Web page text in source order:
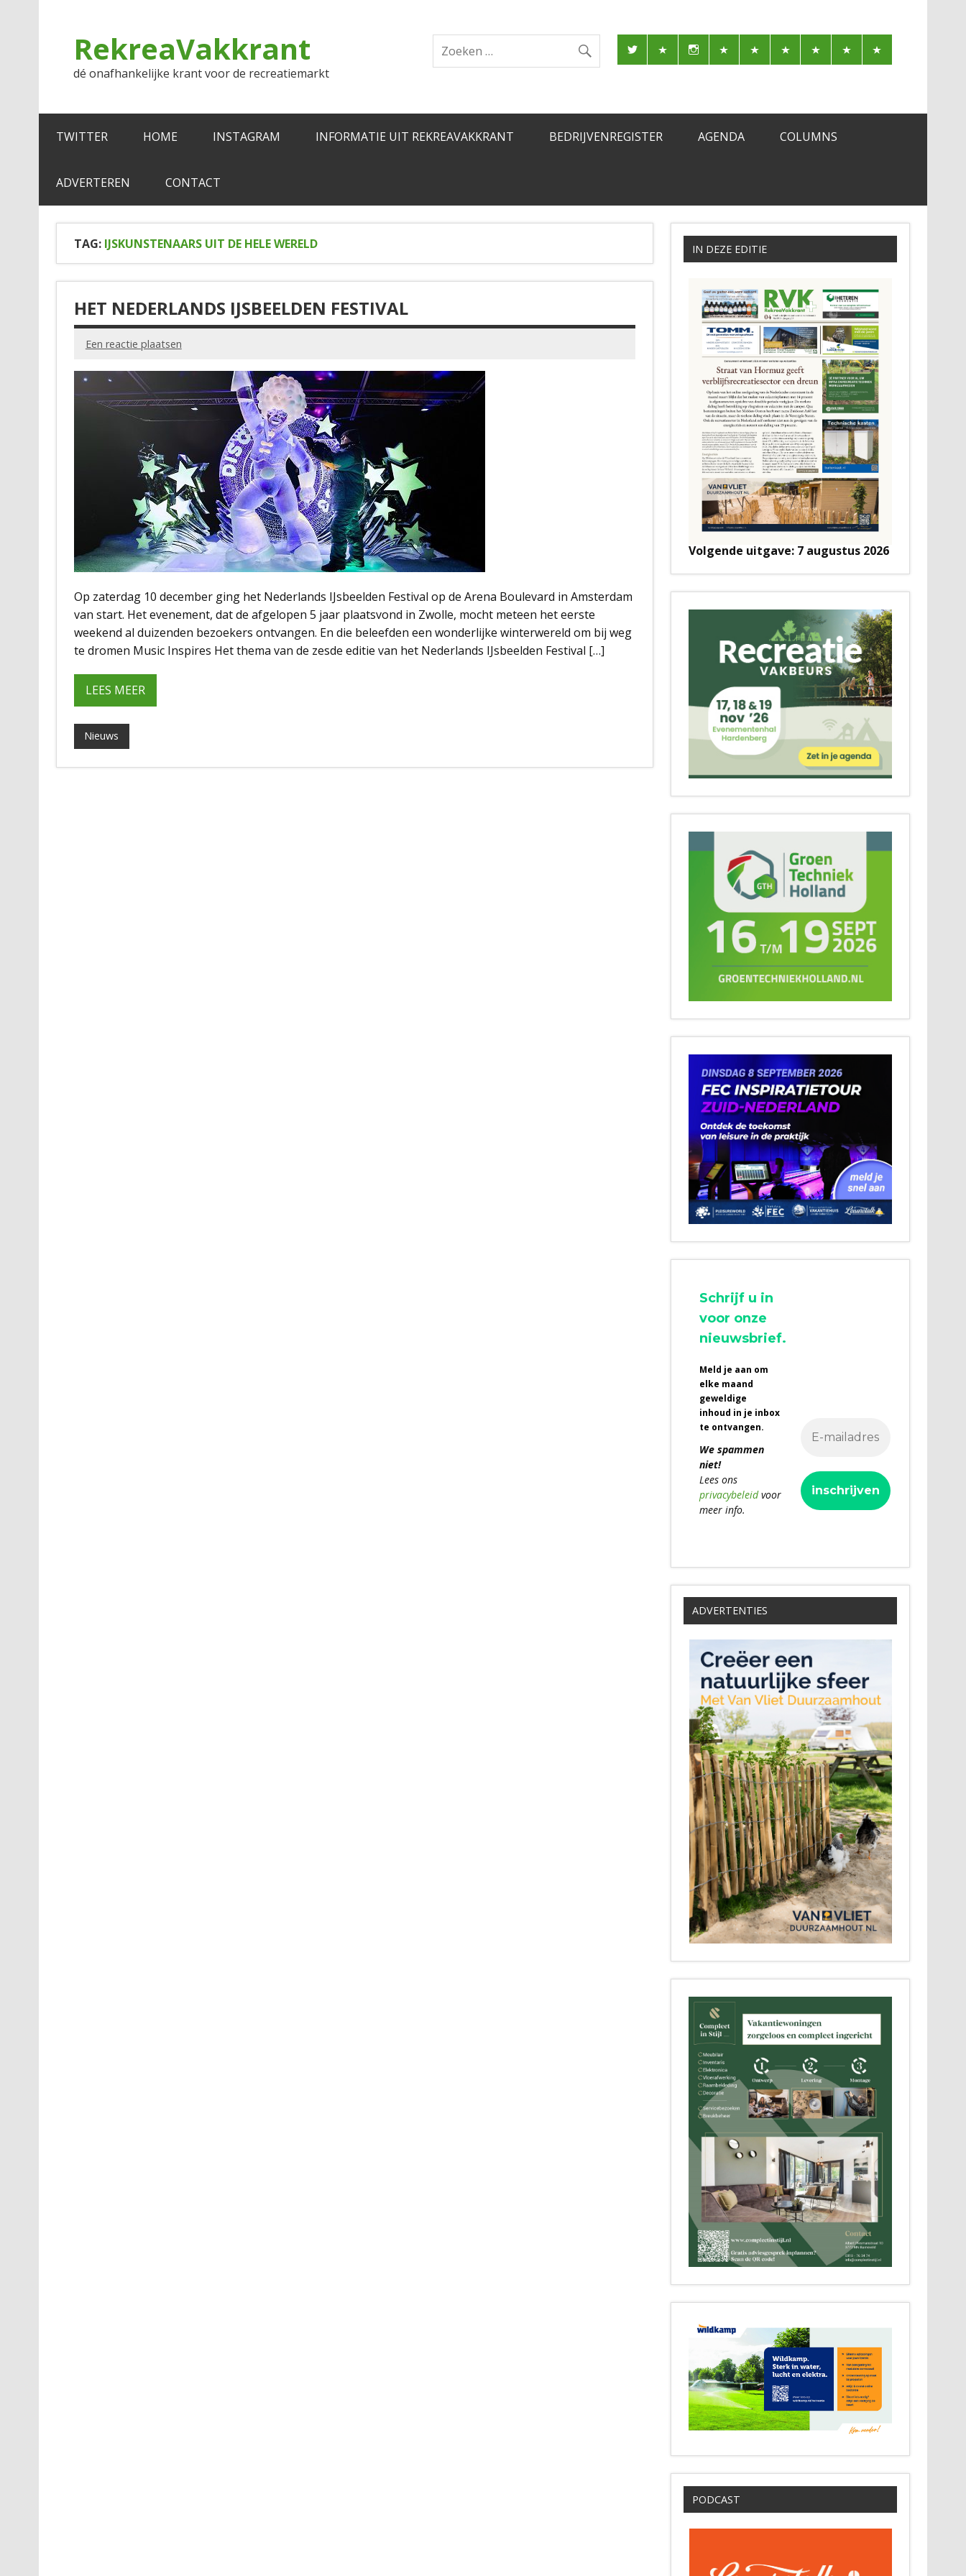
RekreaVakkrant
dé onafhankelijke krant voor de recreatiemarkt
TWITTER HOME INSTAGRAM INFORMATIE UIT REKREAVAKKRANT BEDRIJVENREGISTER AGENDA COLUMNS
ADVERTEREN CONTACT
TAG: IJSKUNSTENAARS UIT DE HELE WERELD
HET NEDERLANDS IJSBEELDEN FESTIVAL
Een reactie plaatsen
Op zaterdag 10 december ging het Nederlands IJsbeelden Festival op de Arena Boulevard in Amsterdam
van start. Het evenement, dat de afgelopen 5 jaar plaatsvond in Zwolle, mocht meteen het eerste
weekend al duizenden bezoekers ontvangen. En die beleefden een wonderlijke winterwereld om bij weg
te dromen Music Inspires Het thema van de zesde editie van het Nederlands IJsbeelden Festival […]
LEES MEER
Nieuws
IN DEZE EDITIE
Volgende uitgave: 7 augustus 2026
Schrijf u in
voor onze
nieuwsbrief.
Meld je aan om
elke maand
geweldige
inhoud in je inbox
te ontvangen.
We spammen
niet!
Lees ons
privacybeleidvoor
meer info.
ADVERTENTIES
PODCAST